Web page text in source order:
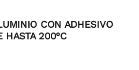
CON ADHESIVO
HASTA 200°C